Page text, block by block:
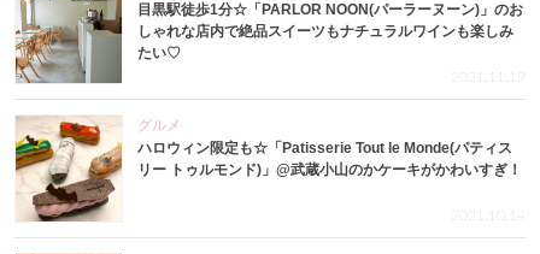
目黒駅徒歩1分☆「PARLOR NOON(パーラーヌーン)」のお
しゃれな店内で絶品スイーツもナチュラルワインも楽しみ
たい♡
2021.11.19
グルメ
ハロウィン限定も☆「Patisserie Tout le Monde(パティス
リー トゥルモンド)」@武蔵小山のかケーキがかわいすぎ！
2021.10.14